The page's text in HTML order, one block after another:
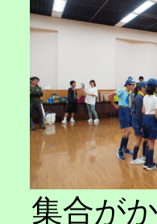
集合が